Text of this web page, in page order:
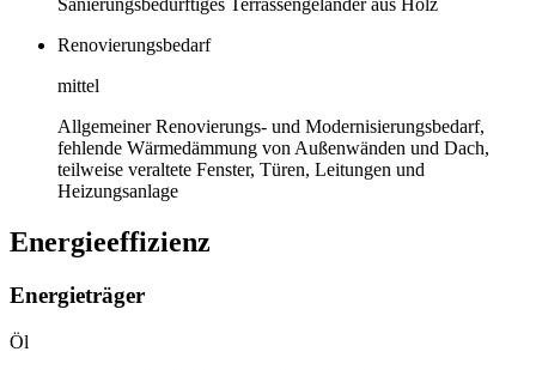
Sanierungsbedürftiges Terrassengeländer aus Holz
Renovierungsbedarf
mittel
Allgemeiner Renovierungs- und Modernisierungsbedarf,
fehlende Wärmedämmung von Außenwänden und Dach,
teilweise veraltete Fenster, Türen, Leitungen und
Heizungsanlage
Energieeffizienz
Energieträger
Öl